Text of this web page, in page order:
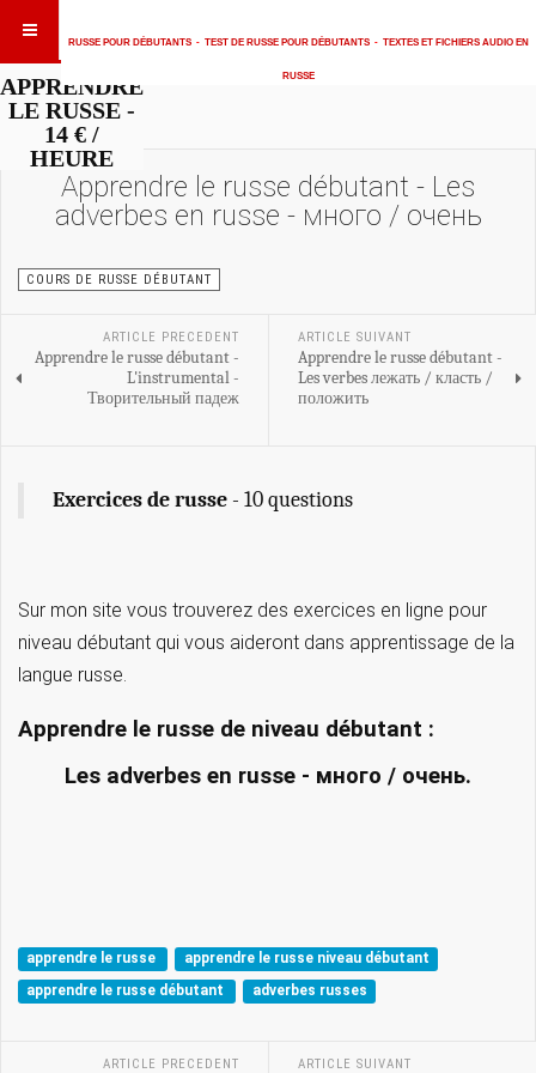
RUSSE POUR DÉBUTANTS - TEST DE RUSSE POUR DÉBUTANTS - TEXTES ET FICHIERS AUDIO EN
RUSSE
APPRENDRE
LE RUSSE -
14 € /
HEURE
Apprendre le russe débutant - Les
adverbes en russe - много / очень
COURS DE RUSSE DÉBUTANT
ARTICLE PRECEDENT
Apprendre le russe débutant -
L'instrumental -
Творительный падеж
ARTICLE SUIVANT
Apprendre le russe débutant -
Les verbes лежать / класть /
положить
Exercices de russe - 10 questions
Sur mon site vous trouverez des exercices en ligne pour
niveau débutant qui vous aideront dans apprentissage de la
langue russe.
Apprendre le russe de niveau débutant :
Les adverbes en russe - много / очень.
apprendre le russe
apprendre le russe niveau débutant
apprendre le russe débutant
adverbes russes
ARTICLE PRECEDENT ARTICLE SUIVANT